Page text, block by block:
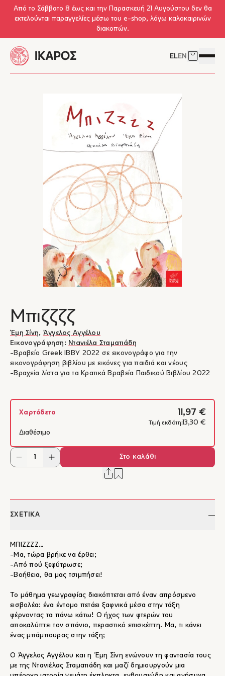
Skip to main content
Από το Σάββατο 8 έως και την Παρασκευή 21 Αυγούστου δεν θα
εκτελούνται παραγγελίες μέσω του e-shop, λόγω καλοκαιρινών
διακοπών.
ELEN Δείτε το
Μπιζζζζ
Έμη Σίνη, Άγγελος Αγγέλου
Εικονογράφηση: Ντανιέλα Σταματιάδη
-Βραβείο Greek IBBY 2022 σε εικονογράφο για την
εικονογράφηση βιβλίου με εικόνες για παιδιά και νέους
-Βραχεία λίστα για τα Κρατικά Βραβεία Παιδικού Βιβλίου 2022
Χαρτόδετο 11,97 €
Τιμή εκδότη: 13,30 €
Διαθέσιμο
Στο καλάθι
ΣΧΕΤΙΚΑ
ΜΠΙΖΖΖΖ…
-Μα, τώρα βρήκε να έρθει;
-Από πού ξεφύτρωσε;
-Βοήθεια, θα μας τσιμπήσει!
Το μάθημα γεωγραφίας διακόπτεται από έναν απρόσμενο
εισβολέα: ένα έντομο πετάει ξαφνικά μέσα στην τάξη
φέρνοντας τα πάνω κάτω! Ο ήχος των φτερών του
αποκαλύπτει τον σπάνιο, περαστικό επισκέπτη. Μα, τι κάνει
ένας μπάμπουρας στην τάξη;
Ο Άγγελος Αγγέλου και η Έμη Σίνη ενώνουν τη φαντασία τους
με της Ντανιέλας Σταματιάδη και μαζί δημιουργούν μια